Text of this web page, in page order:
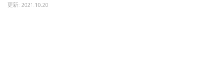
更新: 2021.10.20